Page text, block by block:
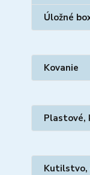
Úložné
Kovanie
Plastové,
Kutilstvo,